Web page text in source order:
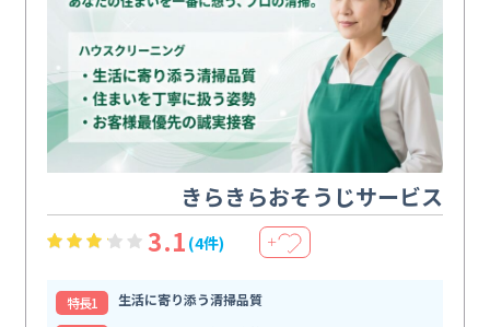
きらきらおそうじサービス
3.1 (4件) ＋
特⻑1
生活に寄り添う清掃品質